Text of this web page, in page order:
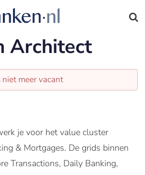
Architect
niet meer vacant
je voor het value cluster
& Mortgages. De grids binnen
Transactions, Daily Banking,